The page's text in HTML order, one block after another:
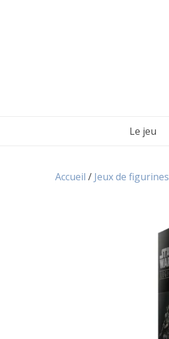
Le jeu
Accueil / Jeux de figurines